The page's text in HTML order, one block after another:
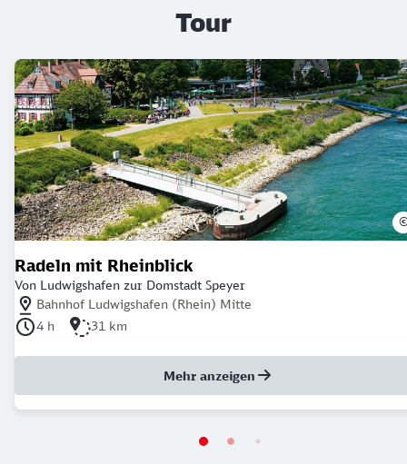
Tour
Radeln mit Rheinblick
Von Ludwigshafen zur Domstadt Speyer
Nächstgelegener Bahnhof: Bahnhof Ludwigshafen (Rhein) Mitte
Bahnhof Ludwigshafen (Rhein) Mitte
Dauer der Tour: 4 Stunden
4 h Länge der Tour: 31 Kilometer
31 km
Mehr anzeigen